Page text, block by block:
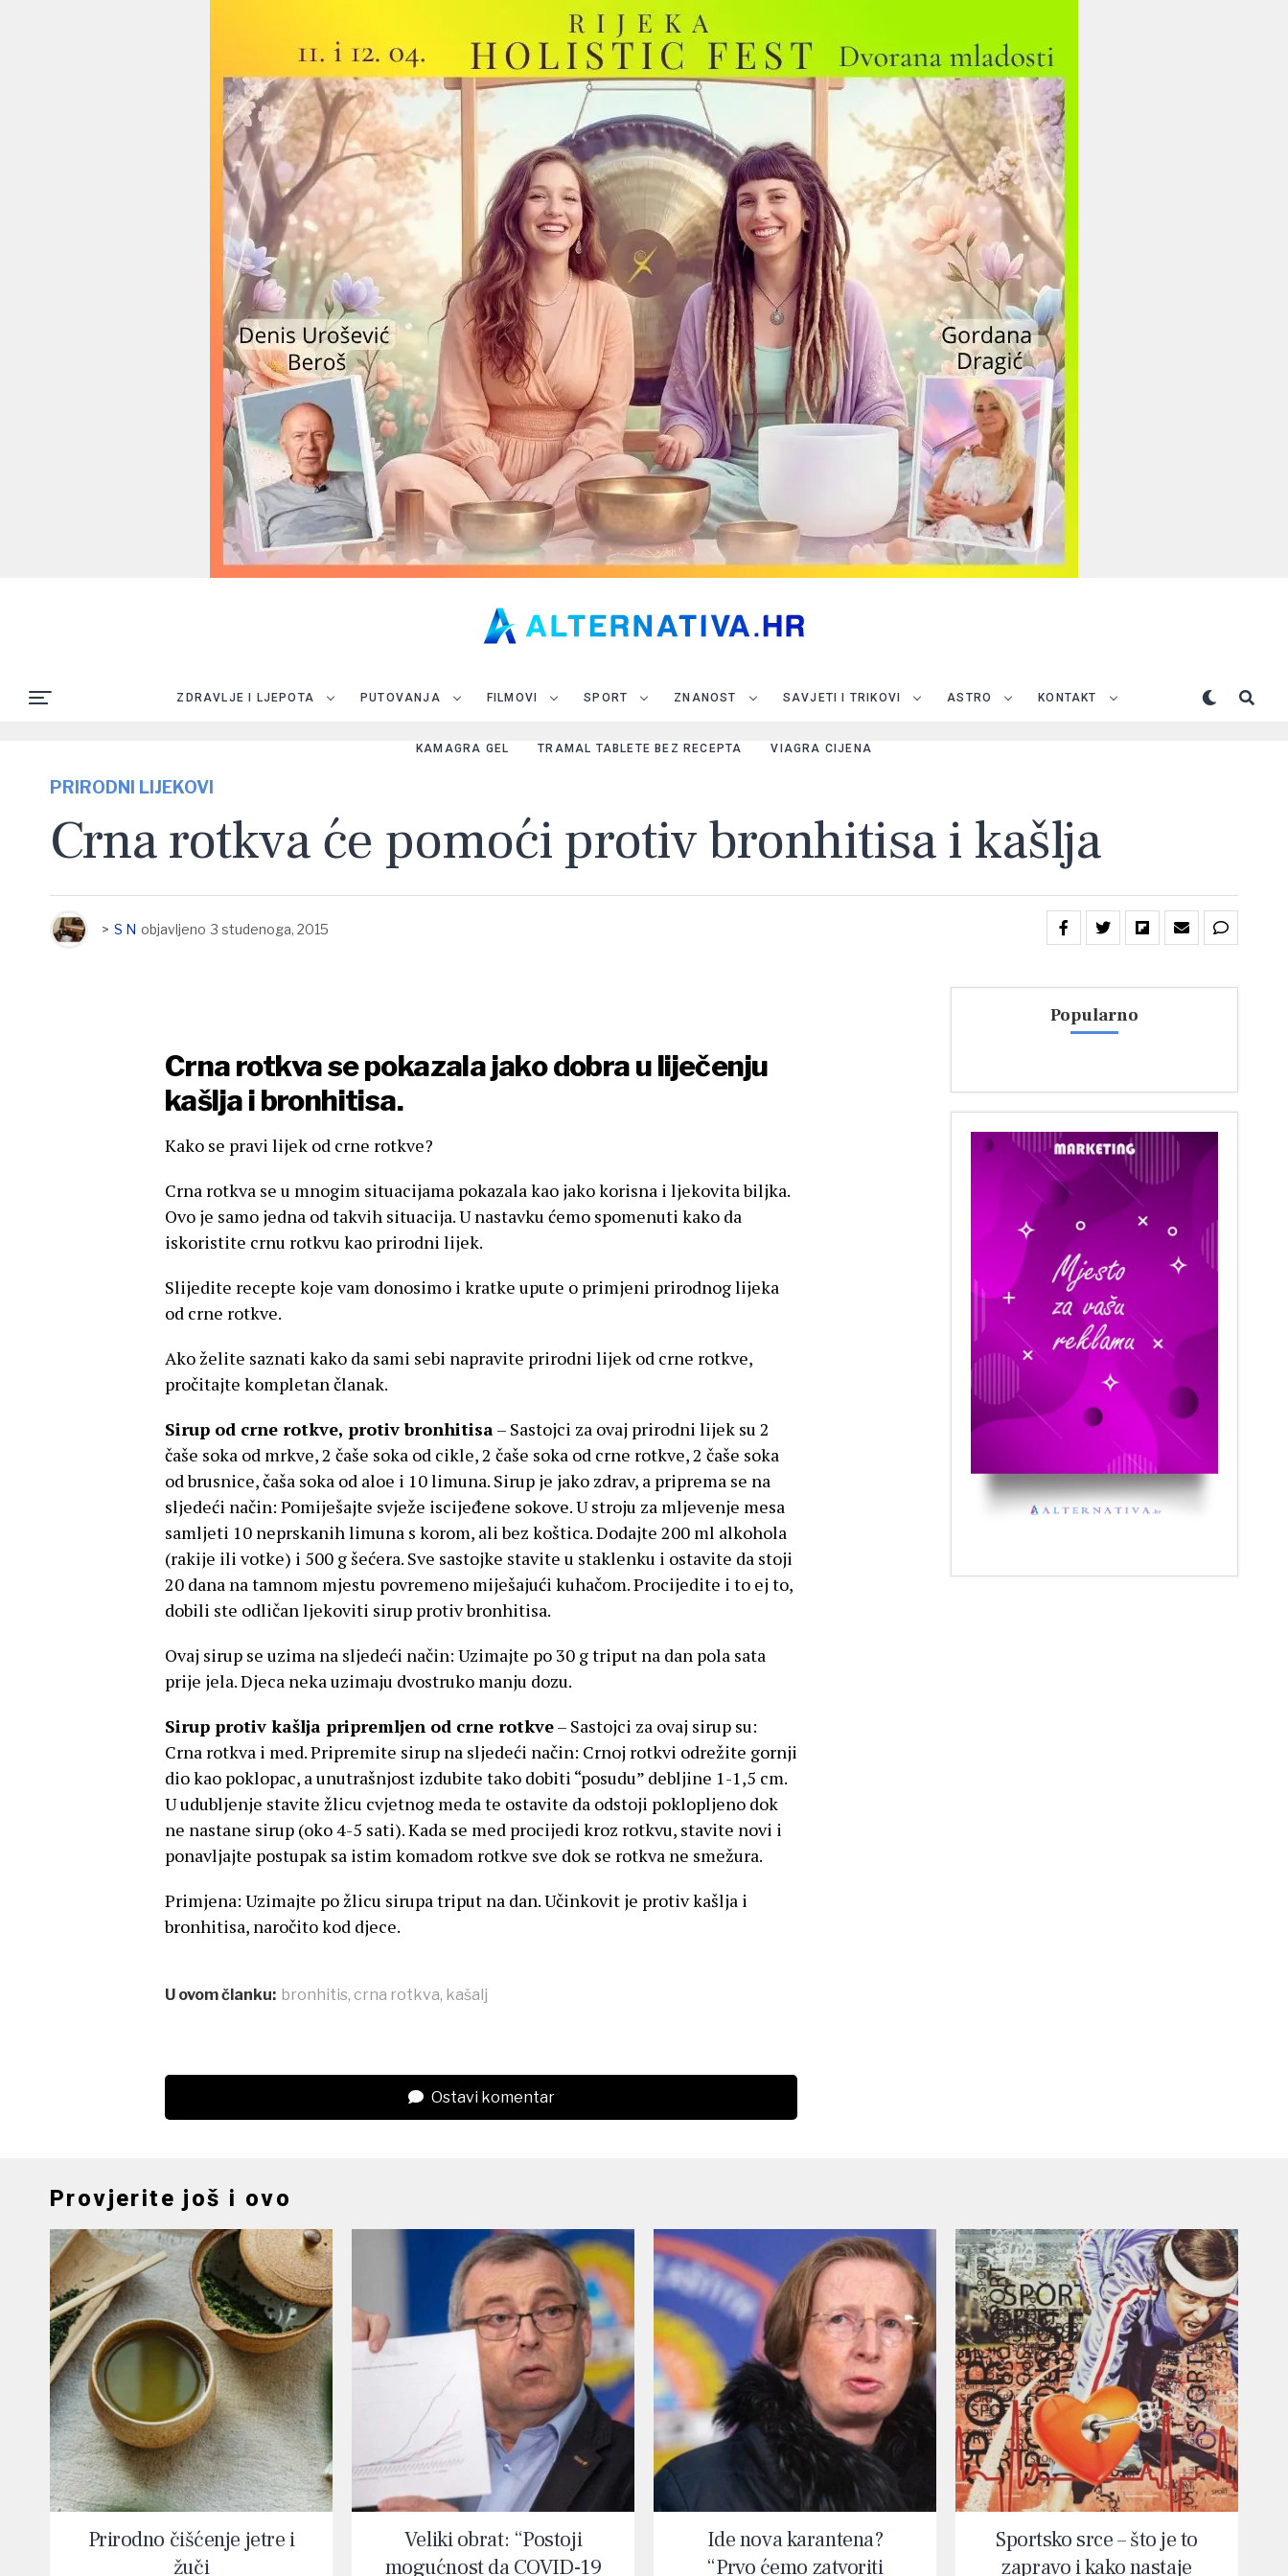
ZDRAVLJE I LJEPOTA PUTOVANJA FILMOVI SPORT ZNANOST SAVJETI I TRIKOVI ASTRO KONTAKT
KAMAGRA GEL TRAMAL TABLETE BEZ RECEPTA VIAGRA CIJENA
PRIRODNI LIJEKOVI
Crna rotkva će pomoći protiv bronhitisa i kašlja
> S N objavljeno 3 studenoga, 2015
Crna rotkva se pokazala jako dobra u liječenju
kašlja i bronhitisa.
Kako se pravi lijek od crne rotkve?
Crna rotkva se u mnogim situacijama pokazala kao jako korisna i ljekovita biljka.
Ovo je samo jedna od takvih situacija. U nastavku ćemo spomenuti kako da
iskoristite crnu rotkvu kao prirodni lijek.
Slijedite recepte koje vam donosimo i kratke upute o primjeni prirodnog lijeka
od crne rotkve.
Ako želite saznati kako da sami sebi napravite prirodni lijek od crne rotkve,
pročitajte kompletan članak.
Sirup od crne rotkve, protiv bronhitisa– Sastojci za ovaj prirodni lijek su 2
čaše soka od mrkve, 2 čaše soka od cikle, 2 čaše soka od crne rotkve, 2 čaše soka
od brusnice, čaša soka od aloe i 10 limuna. Sirup je jako zdrav, a priprema se na
sljedeći način: Pomiješajte svježe iscijeđene sokove. U stroju za mljevenje mesa
samljeti 10 neprskanih limuna s korom, ali bez koštica. Dodajte 200 ml alkohola
(rakije ili votke) i 500 g šećera. Sve sastojke stavite u staklenku i ostavite da stoji
20 dana na tamnom mjestu povremeno miješajući kuhačom. Procijedite i to ej to,
dobili ste odličan ljekoviti sirup protiv bronhitisa.
Ovaj sirup se uzima na sljedeći način: Uzimajte po 30 g triput na dan pola sata
prije jela. Djeca neka uzimaju dvostruko manju dozu.
Sirup protiv kašlja pripremljen od crne rotkve– Sastojci za ovaj sirup su:
Crna rotkva i med. Pripremite sirup na sljedeći način: Crnoj rotkvi odrežite gornji
dio kao poklopac, a unutrašnjost izdubite tako dobiti “posudu” debljine 1-1,5 cm.
U udubljenje stavite žlicu cvjetnog meda te ostavite da odstoji poklopljeno dok
ne nastane sirup (oko 4-5 sati). Kada se med procijedi kroz rotkvu, stavite novi i
ponavljajte postupak sa istim komadom rotkve sve dok se rotkva ne smežura.
Primjena: Uzimajte po žlicu sirupa triput na dan. Učinkovit je protiv kašlja i
bronhitisa, naročito kod djece.
U ovom članku: bronhitis, crna rotkva, kašalj
Ostavi komentar
Popularno
Provjerite još i ovo
Prirodno čišćenje jetre i
žuči
Veliki obrat: “Postoji
mogućnost da COVID-19
Ide nova karantena?
“Prvo ćemo zatvoriti
Sportsko srce – što je to
zapravo i kako nastaje